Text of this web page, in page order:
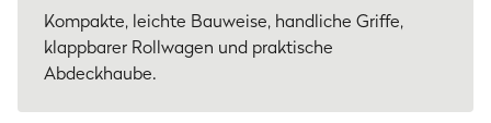
Kompakte, leichte Bauweise, handliche Griffe,
klappbarer Rollwagen und praktische
Abdeckhaube.